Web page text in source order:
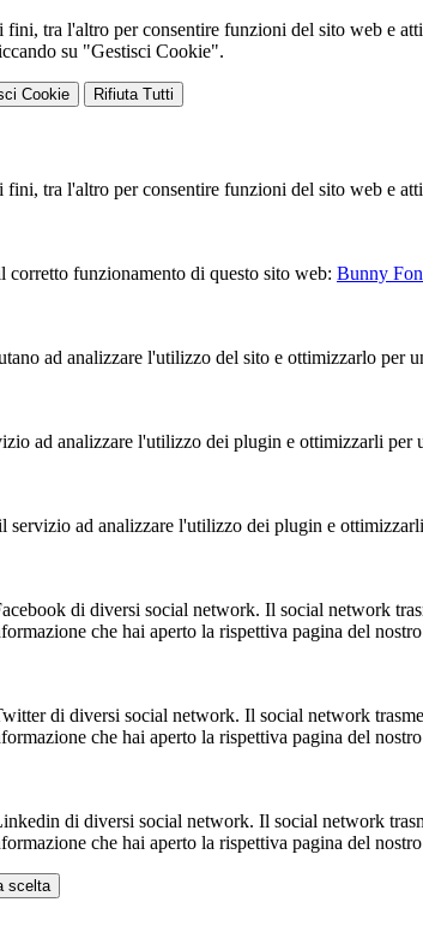
tra l'altro per consentire funzioni del sito web e
su "Gestisci Cookie".
Cookie Rifiuta Tutti
tra l'altro per consentire funzioni del sito web e
corretto funzionamento di questo sito web: Bunny
ad analizzare l'utilizzo del sito e ottimizzarlo per
ad analizzare l'utilizzo dei plugin e ottimizzarli per
ad analizzare l'utilizzo dei plugin e
di diversi social network. Il social network
che hai aperto la rispettiva pagina del
di diversi social network. Il social network
che hai aperto la rispettiva pagina del
di diversi social network. Il social network
che hai aperto la rispettiva pagina del
scelta